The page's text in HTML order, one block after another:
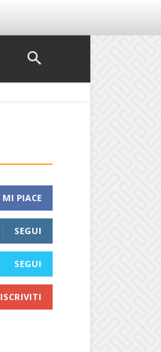
MI PIACE
SEGUI
SEGUI
ISCRIVITI